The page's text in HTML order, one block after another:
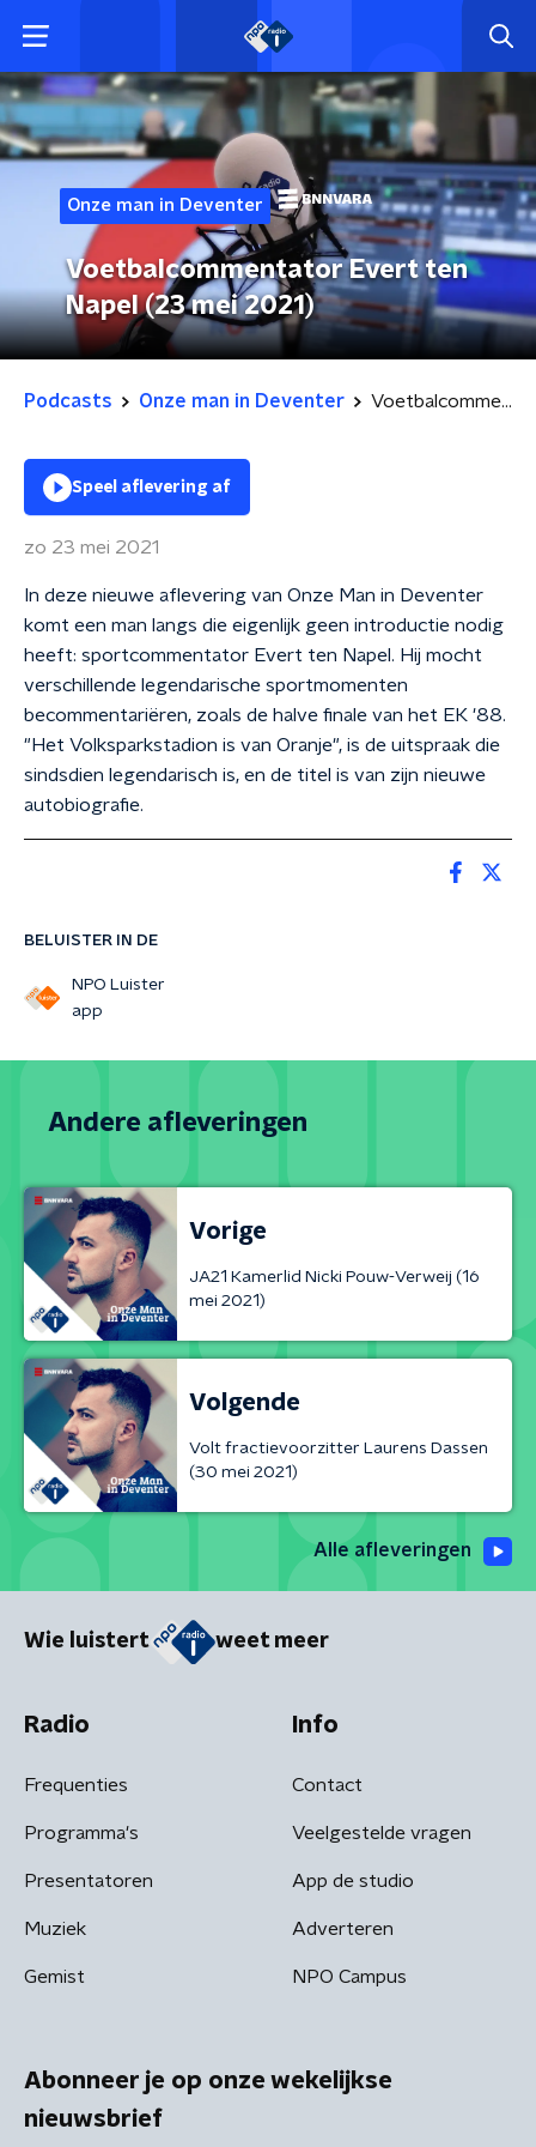
Onze man in Deventer
Voetbalcommentator Evert ten
Napel (23 mei 2021)
Podcasts Onze man in Deventer Voetbalcommentator Evert ten Napel (23 mei 2021)
BELUISTER IN DE
NPO Luister
app
Speel aflevering af
zo 23 mei 2021
In deze nieuwe aflevering van Onze Man in Deventer
komt een man langs die eigenlijk geen introductie nodig
heeft: sportcommentator Evert ten Napel. Hij mocht
verschillende legendarische sportmomenten
becommentariëren, zoals de halve finale van het EK '88.
"Het Volksparkstadion is van Oranje", is de uitspraak die
sindsdien legendarisch is, en de titel is van zijn nieuwe
autobiografie.
Andere afleveringen
Vorige
JA21 Kamerlid Nicki Pouw-Verweij (16
mei 2021)
Volgende
Volt fractievoorzitter Laurens Dassen
(30 mei 2021)
Alle afleveringen
Wie luistert weet meer
Radio
Frequenties
Programma's
Presentatoren
Muziek
Gemist
Info
Contact
Veelgestelde vragen
App de studio
Adverteren
NPO Campus
Abonneer je op onze wekelijkse
nieuwsbrief